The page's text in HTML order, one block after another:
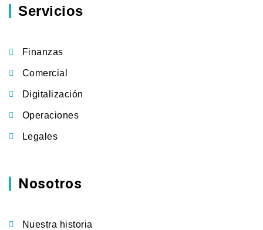
Servicios
Finanzas
Comercial
Digitalización
Operaciones
Legales
Nosotros
Nuestra historia